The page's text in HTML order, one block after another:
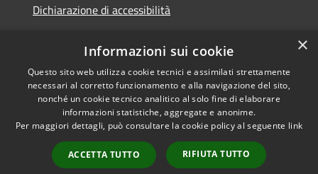
Dichiarazione di accessibilità
RSS
Accessibilità
Cookie
Mappa del sito
Extranet
Copyright © 2026 • Comune di
Castel Sant'Angelo • Powered
byMunicipium•
redazione
×
Informazioni sui cookie
Questo sito web utilizza cookie tecnici e assimilati strettamente
necessari al corretto funzionamento e alla navigazione del sito,
nonché un cookie tecnico analitico al solo fine di elaborare
informazioni statistiche, aggregate e anonime.
Per maggiori dettagli, può consultare la cookie policy al seguente link
ACCETTA TUTTO RIFIUTA TUTTO